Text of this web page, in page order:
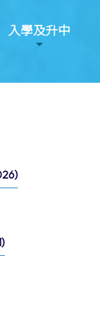
入學及升中